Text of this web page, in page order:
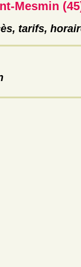
Mesmin
tarifs,